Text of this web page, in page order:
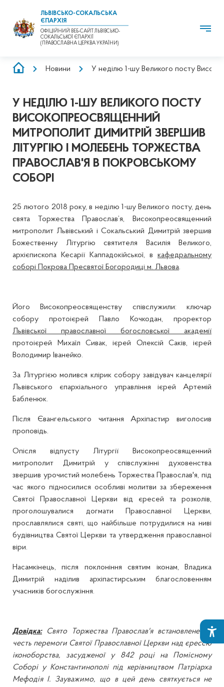
ЛЬВІВСЬКО-СОКАЛЬСЬКА
ЄПАРХІЯ
ОФІЦІЙНИЙ ВЕБ-САЙТ ЛЬВІВСЬКО-
СОКАЛЬСЬКОЇ ЄПАРХІЇ
(ПРАВОСЛАВНА ЦЕРКВА УКРАЇНИ)
РЯДОК
Новини У неділю 1-шу Великого посту
У НЕДІЛЮ 1-ШУ ВЕЛИКОГО ПОСТУ
ВИСОКОПРЕОСВЯЩЕННИЙ
МИТРОПОЛИТ ДИМИТРІЙ ЗВЕРШИВ
ЛІТУРГІЮ І МОЛЕБЕНЬ ТОРЖЕСТВА
ПРАВОСЛАВ'Я В ПОКРОВСЬКОМУ
СОБОРІ
25 лютого 2018 року, в неділю 1-шу Великого посту, день
свята Торжества Православ’я, Високопреосвященний
митрополит Львівський і Сокальський Димитрій звершив
Божественну Літургію святителя Василія Великого,
архієпископа Кесарії Каппадокійської, в кафедральному
соборі Покрова Пресвятої Богородиці м. Львова.
Його Високопреосвященству співслужили: ключар
собору протоієрей Павло Кочкодан, проректор
Львівської православної богословської академії
протоієрей Михаїл Сивак, ієрей Олексій Саків, ієрей
Володимир Іванейко.
За Літургією молився клірик собору завідувач канцелярії
Львівського єпархіального управління ієрей Артемій
Бабленюк.
Після Євангельського читання Архіпастир виголосив
проповідь.
Опісля відпусту Літургії Високопреосвященний
митрополит Димитрій у співслужінні духовенства
звершив урочистий молебень Торжества Православ'я, під
час якого підносилися особливі молитви за збереження
Святої Православної Церкви від єресей та розколів,
проголошувалися догмати Православної Церкви,
прославлялися святі, що найбільше потрудилися на ниві
будівництва Святої Церкви та утвердження православної
віри.
Насамкінець, після поклоніння святим іконам, Владика
Димитрій наділив архіпастирським благословенням
учасників богослужіння.
Довідка:Свято Торжества Православ'я встановлене на
честь перемоги Святої Православної Церкви над єрессю
іконоборства, засудженої у 842 році на Помісному
Соборі у Константинополі під керівництвом Патріарха
Мефодія І. Зауважимо, що в цей день святкується не